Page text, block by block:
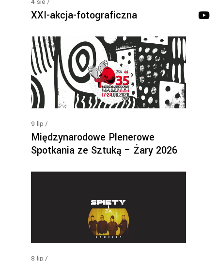
XXI-akcja-fotograficzna
9 lip
Międzynarodowe Plenerowe
Spotkania ze Sztuką – Żary 2026
8 lip